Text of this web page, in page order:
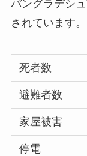
バングラデシ
されています。
死者数
避難者数
家屋被害
停電